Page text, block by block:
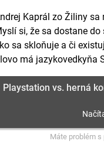
Kaprál zo Žiliny
si, že sa dostane
sa skloňuje a či
má jazykovedkyňa
Playstation vs. herná
Máte problém s